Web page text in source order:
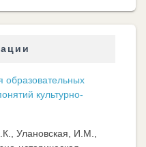
образовательных
культурно-
Улановская, И.М.,